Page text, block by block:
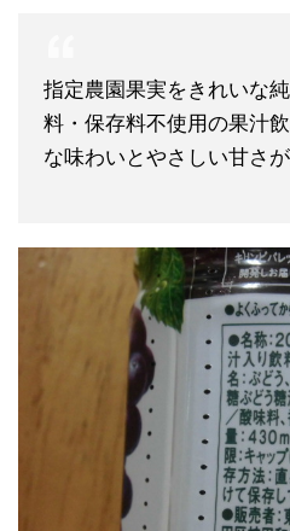
指定農園果実をきれいな
料・保存料不使用の果汁
な味わいとやさしい甘さ